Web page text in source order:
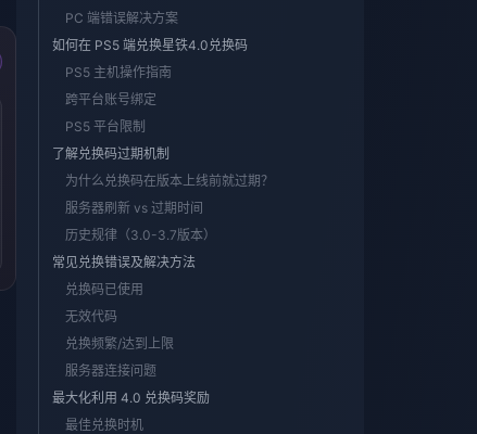
PC 端错误解决方案
如何在 PS5 端兑换星铁4.0兑换码
PS5 主机操作指南
跨平台账号绑定
PS5 平台限制
了解兑换码过期机制
为什么兑换码在版本上线前就过期？
服务器刷新 vs 过期时间
历史规律（3.0-3.7版本）
常见兑换错误及解决方法
兑换码已使用
无效代码
兑换频繁/达到上限
服务器连接问题
最大化利用 4.0 兑换码奖励
最佳兑换时机